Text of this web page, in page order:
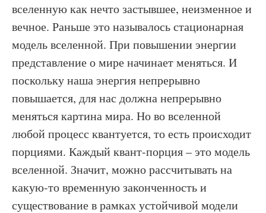
вселенную как нечто застывшее, неизменное и
вечное. Раньше это называлось стационарная
модель вселенной. При повышении энергии
представление о мире начинает меняться. И
поскольку наша энергия непрерывно
повышается, для нас должна непрерывно
меняться картина мира. Но во вселенной
любой процесс квантуется, то есть происходит
порциями. Каждый квант-порция – это модель
вселенной. Значит, можно рассчитывать на
какую-то временную законченность и
существование в рамках устойчивой модели